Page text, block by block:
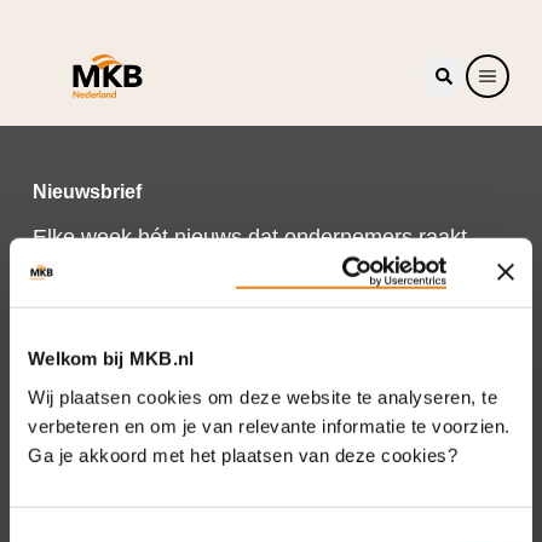
Welkom bij MKB.nl
Wij plaatsen cookies om deze website te analyseren, te
verbeteren en om je van relevante informatie te voorzien.
Ga je akkoord met het plaatsen van deze cookies?
Nieuwsbrief
Elke week hét nieuws dat ondernemers raakt.
Schrijf je nu in voor de MKB-Nederland
nieuwsbrief.
Schrijf je in
Direct naar
Over ons